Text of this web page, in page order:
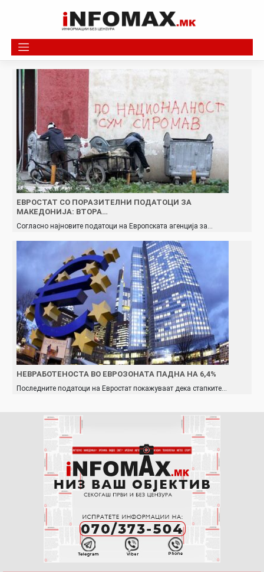
ЕВРОСТАТ СО ПОРАЗИТЕЛНИ ПОДАТОЦИ ЗА
МАКЕДОНИЈА: ВТОРА…
Согласно најновите податоци на Европската агенција за…
НЕВРАБОТЕНОСТА ВО ЕВРОЗОНАТА ПАДНА НА 6,4%
Последните податоци на Евростат покажуваат дека стапките…